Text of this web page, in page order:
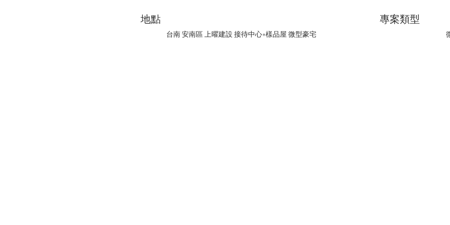
地點
台南 安南區 上曜建設 接待中心+樣品屋 微型豪宅
專案類型